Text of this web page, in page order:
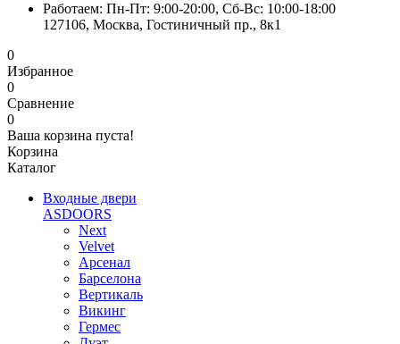
Работаем: Пн-Пт: 9:00-20:00, Сб-Вс: 10:00-18:00
127106, Москва, Гостиничный пр., 8к1
0
Избранное
0
Сравнение
0
Ваша корзина пуста!
Корзина
Каталог
Входные двери
ASDOORS
Next
Velvet
Арсенал
Барселона
Вертикаль
Викинг
Гермес